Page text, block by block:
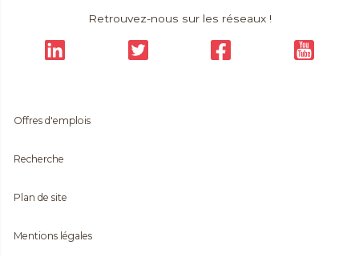
Retrouvez-nous sur les réseaux !
Offres d'emplois
Recherche
Plan de site
Mentions légales